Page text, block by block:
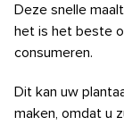
Deze snelle
het is het beste
consumeren.
Dit kan uw
maken, omdat u